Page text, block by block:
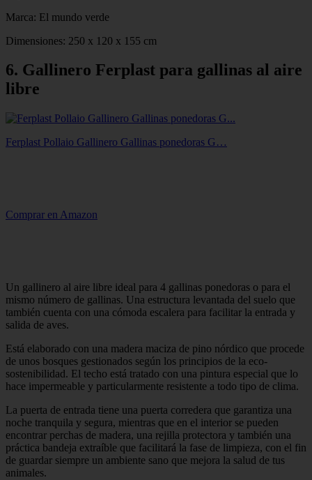
Marca: El mundo verde
Dimensiones: 250 x 120 x 155 cm
6. Gallinero Ferplast para gallinas al aire
libre
Ferplast Pollaio Gallinero Gallinas ponedoras G…
Comprar en Amazon
Un gallinero al aire libre ideal para 4 gallinas ponedoras o para el
mismo número de gallinas. Una estructura levantada del suelo que
también cuenta con una cómoda escalera para facilitar la entrada y
salida de aves.
Está elaborado con una madera maciza de pino nórdico que procede
de unos bosques gestionados según los principios de la eco-
sostenibilidad. El techo está tratado con una pintura especial que lo
hace impermeable y particularmente resistente a todo tipo de clima.
La puerta de entrada tiene una puerta corredera que garantiza una
noche tranquila y segura, mientras que en el interior se pueden
encontrar perchas de madera, una rejilla protectora y también una
práctica bandeja extraíble que facilitará la fase de limpieza, con el fin
de guardar siempre un ambiente sano que mejora la salud de tus
animales.